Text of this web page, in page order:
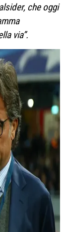
che oggi
via”.